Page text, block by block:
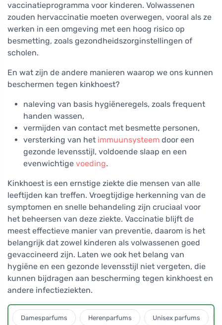
vaccinatieprogramma voor kinderen. Volwassenen
zouden hervaccinatie moeten overwegen, vooral als ze
werken in een omgeving met een hoog risico op
besmetting, zoals gezondheidszorginstellingen of
scholen.
En wat zijn de andere manieren waarop we ons kunnen
beschermen tegen kinkhoest?
naleving van basis hygiëneregels, zoals frequent
handen wassen,
vermijden van contact met besmette personen,
versterking van het immuunsysteem door een
gezonde levensstijl, voldoende slaap en een
evenwichtige voeding.
Kinkhoest is een ernstige ziekte die mensen van alle
leeftijden kan treffen. Vroegtijdige herkenning van de
symptomen en snelle behandeling zijn cruciaal voor
het beheersen van deze ziekte. Vaccinatie blijft de
meest effectieve manier van preventie, daarom is het
belangrijk dat zowel kinderen als volwassenen goed
gevaccineerd zijn. Laten we ook het belang van
hygiëne en een gezonde levensstijl niet vergeten, die
kunnen bijdragen aan bescherming tegen kinkhoest en
andere infectieziekten.
Damesparfums Herenparfums Unisex parfums